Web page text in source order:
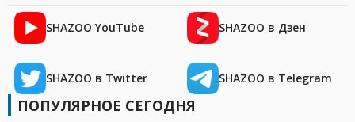
SHAZOO YouTube SHAZOO в Дзен
SHAZOO в Twitter SHAZOO в Telegram
ПОПУЛЯРНОЕ СЕГОДНЯ